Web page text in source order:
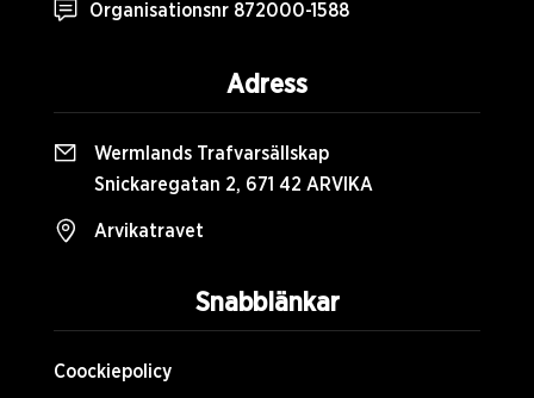
Snabblänkar
Coockiepolicy
Organisationsnr 872000-1588
Adress
Wermlands Trafvarsällskap
Snickaregatan 2, 671 42 ARVIKA
Arvikatravet